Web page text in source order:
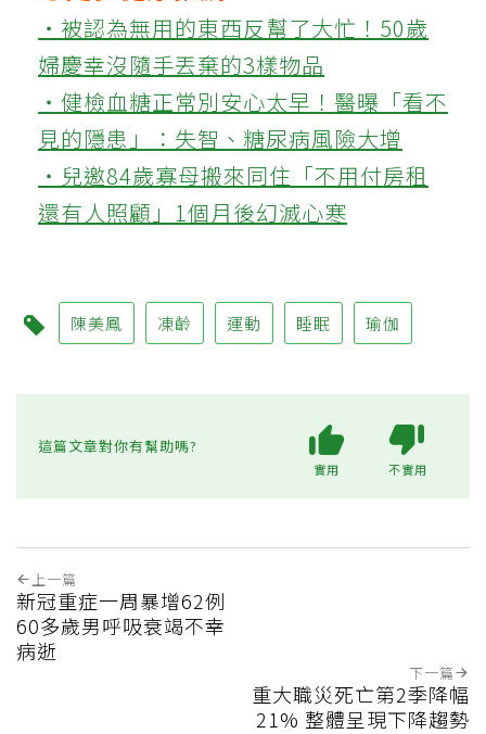
‧被認為無用的東西反幫了大忙！50歲
婦慶幸沒隨手丟棄的3樣物品
‧健檢血糖正常別安心太早！醫曝「看不
見的隱患」：失智、糖尿病風險大增
‧兒邀84歲寡母搬來同住「不用付房租
還有人照顧」1個月後幻滅心寒
陳美鳳 凍齡 運動 睡眠 瑜伽
這篇文章對你有幫助嗎?
實用 不實用
上一篇
新冠重症一周暴增62例
60多歲男呼吸衰竭不幸
病逝
下一篇
重大職災死亡第2季降幅
21% 整體呈現下降趨勢